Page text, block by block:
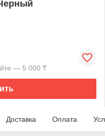
— 5 000 ₸
Доставка Оплата